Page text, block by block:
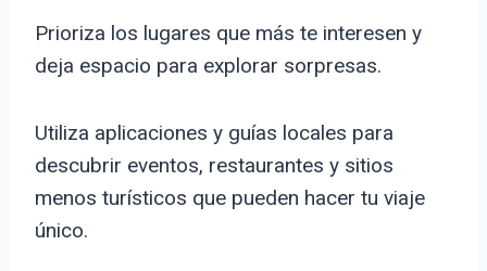
Prioriza los lugares que más te interesen y
deja espacio para explorar sorpresas.
Utiliza aplicaciones y guías locales para
descubrir eventos, restaurantes y sitios
menos turísticos que pueden hacer tu viaje
único.